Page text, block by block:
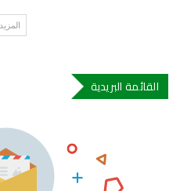
المزيد
القائمة البريدية